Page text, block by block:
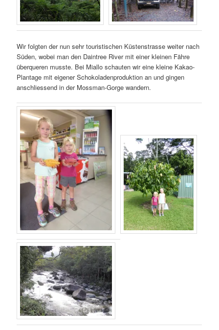
Wir folgten der nun sehr touristischen Küstenstrasse weiter nach
Süden, wobei man den Daintree River mit einer kleinen Fähre
überqueren musste. Bei Miallo schauten wir eine kleine Kakao-
Plantage mit eigener Schokoladenproduktion an und gingen
anschliessend in der Mossman-Gorge wandern.